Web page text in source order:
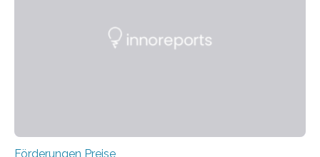
Foundation, des BIAL Award in Biomedicine ist in
Förderungen Preise